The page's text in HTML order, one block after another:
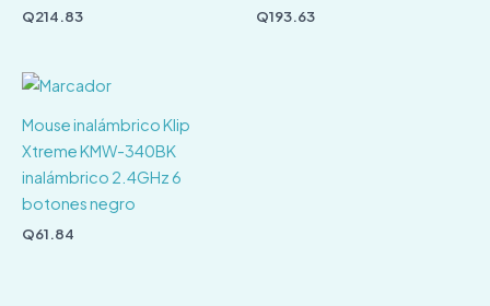
Q214.83 Q193.63
Mouse inalámbrico Klip
Xtreme KMW-340BK
inalámbrico 2.4GHz 6
botones negro
Q61.84